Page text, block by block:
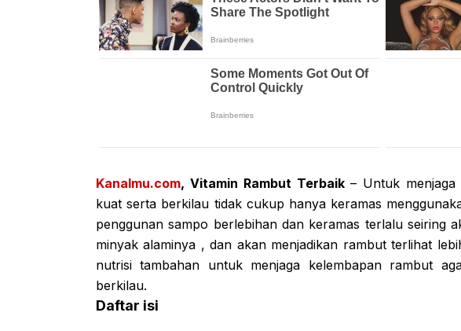
Kanalmu.com, Vitamin Rambut Terbaik – Untuk
kuat serta berkilau tidak cukup hanya keramas
penggunan sampo berlebihan dan keramas terlalu seiring
minyak alaminya , dan akan menjadikan rambut terlihat
nutrisi tambahan untuk menjaga kelembapan rambut
berkilau.
Daftar isi